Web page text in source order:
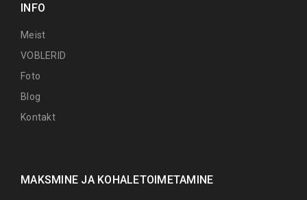
INFO
Meist
VOBLERID
Foto
Blog
Kontakt
MAKSMINE JA KOHALETOIMETAMINE